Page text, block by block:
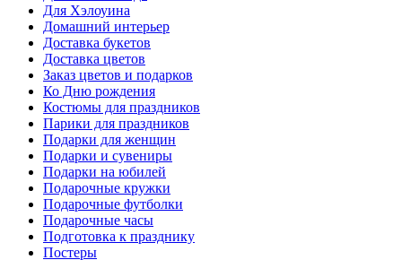
Для Хэлоуина
Домашний интерьер
Доставка букетов
Доставка цветов
Заказ цветов и подарков
Ко Дню рождения
Костюмы для праздников
Парики для праздников
Подарки для женщин
Подарки и сувениры
Подарки на юбилей
Подарочные кружки
Подарочные футболки
Подарочные часы
Подготовка к празднику
Постеры